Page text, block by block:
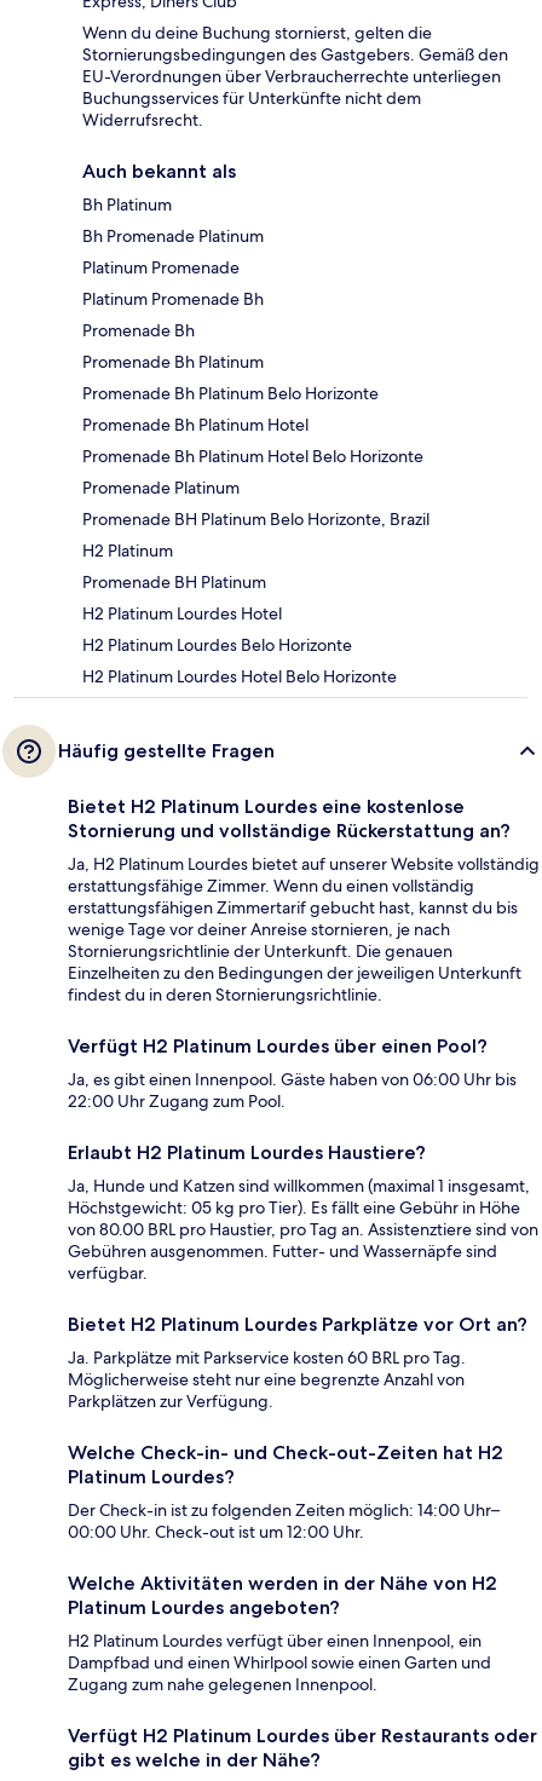
Wenn du deine Buchung stornierst, gelten die
Stornierungsbedingungen des Gastgebers. Gemäß den
EU-Verordnungen über Verbraucherrechte unterliegen
Buchungsservices für Unterkünfte nicht dem
Widerrufsrecht.
Auch bekannt als
Bh Platinum
Bh Promenade Platinum
Platinum Promenade
Platinum Promenade Bh
Promenade Bh
Promenade Bh Platinum
Promenade Bh Platinum Belo Horizonte
Promenade Bh Platinum Hotel
Promenade Bh Platinum Hotel Belo Horizonte
Promenade Platinum
Promenade BH Platinum Belo Horizonte, Brazil
H2 Platinum
Promenade BH Platinum
H2 Platinum Lourdes Hotel
H2 Platinum Lourdes Belo Horizonte
H2 Platinum Lourdes Hotel Belo Horizonte
Häufig gestellte Fragen
Bietet H2 Platinum Lourdes eine kostenlose
Stornierung und vollständige Rückerstattung an?
Ja, H2 Platinum Lourdes bietet auf unserer Website vollständig
erstattungsfähige Zimmer. Wenn du einen vollständig
erstattungsfähigen Zimmertarif gebucht hast, kannst du bis
wenige Tage vor deiner Anreise stornieren, je nach
Stornierungsrichtlinie der Unterkunft. Die genauen
Einzelheiten zu den Bedingungen der jeweiligen Unterkunft
findest du in deren Stornierungsrichtlinie.
Verfügt H2 Platinum Lourdes über einen Pool?
Ja, es gibt einen Innenpool. Gäste haben von 06:00 Uhr bis
22:00 Uhr Zugang zum Pool.
Erlaubt H2 Platinum Lourdes Haustiere?
Ja, Hunde und Katzen sind willkommen (maximal 1 insgesamt,
Höchstgewicht: 05 kg pro Tier). Es fällt eine Gebühr in Höhe
von 80.00 BRL pro Haustier, pro Tag an. Assistenztiere sind von
Gebühren ausgenommen. Futter- und Wassernäpfe sind
verfügbar.
Bietet H2 Platinum Lourdes Parkplätze vor Ort an?
Ja. Parkplätze mit Parkservice kosten 60 BRL pro Tag.
Möglicherweise steht nur eine begrenzte Anzahl von
Parkplätzen zur Verfügung.
Welche Check-in- und Check-out-Zeiten hat H2
Platinum Lourdes?
Der Check-in ist zu folgenden Zeiten möglich: 14:00 Uhr–
00:00 Uhr. Check-out ist um 12:00 Uhr.
Welche Aktivitäten werden in der Nähe von H2
Platinum Lourdes angeboten?
H2 Platinum Lourdes verfügt über einen Innenpool, ein
Dampfbad und einen Whirlpool sowie einen Garten und
Zugang zum nahe gelegenen Innenpool.
Verfügt H2 Platinum Lourdes über Restaurants oder
gibt es welche in der Nähe?